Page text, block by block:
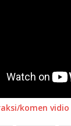
komen